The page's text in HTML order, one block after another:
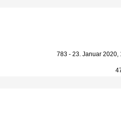
783 - 23. Januar 2020,